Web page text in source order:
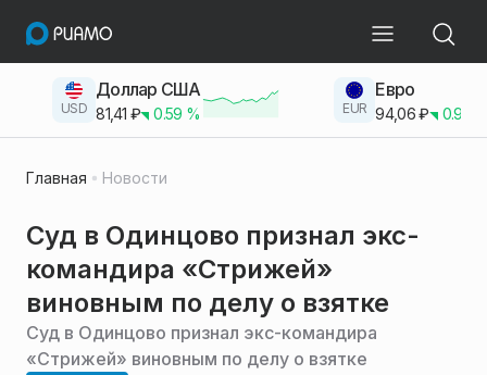
USD
Доллар США
81,41 ₽ 0.59 % EUR
Евро
94,06₽ 0.93
Главная Новости
Суд в Одинцово признал экс-
командира «Стрижей»
виновным по делу о взятке
Суд в Одинцово признал экс-командира
«Стрижей» виновным по делу о взятке